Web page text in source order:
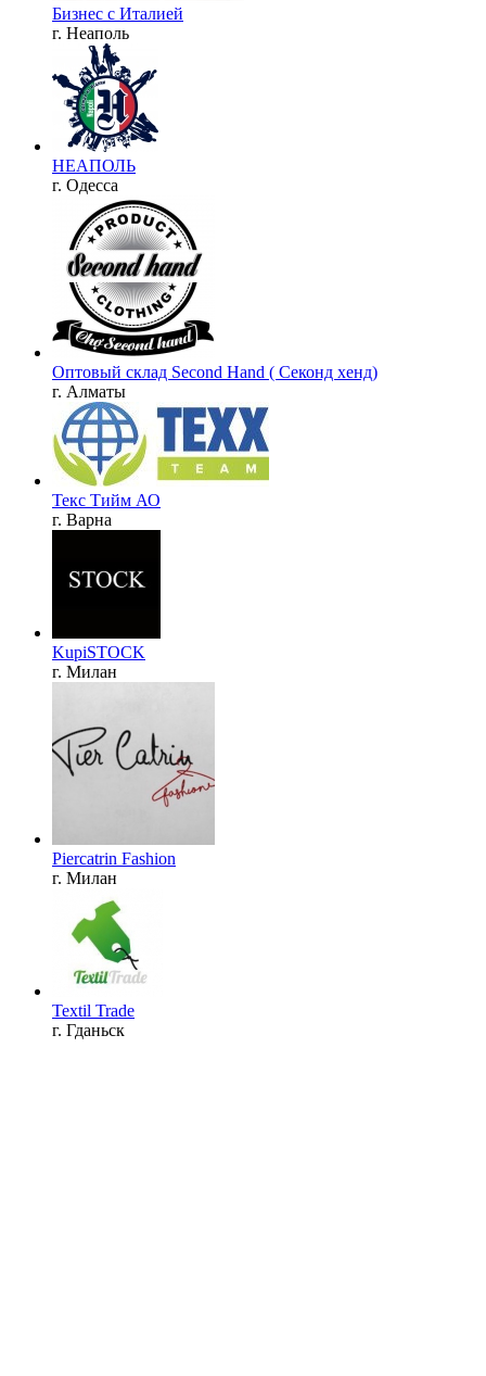
Бизнес c Италией
г. Неаполь
НЕАПОЛЬ
г. Одесса
Оптовый склад Second Hand ( Секонд хенд)
г. Алматы
Текс Тийм АО
г. Варна
KupiSTOCK
г. Милан
Piercatrin Fashion
г. Милан
Textil Trade
г. Гданьск